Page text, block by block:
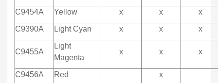
C9454A Yellow x x x
C9390A Light Cyan x x x
C9455A
Light
Magenta
x x x
C9456A Red x